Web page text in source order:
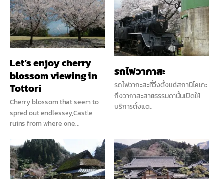
Let’s enjoy cherry
blossom viewing in
Tottori
Cherry blossom that seem to
spred out endlessey,Castle
ruins from where one...
รถไฟวากาสะ
รถไฟวากะสะที่วิ่งตั้งแต่สถานีโคเกะ
ถึงวากาสะสายธรรมดานั้นเปิดให้
บริการตั้งแต...